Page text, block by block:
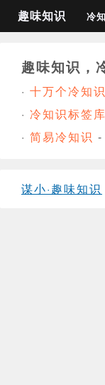
趣味知识 冷
趣味知识，
· 十万个冷知识
· 冷知识标签库
· 简易冷知识 -
谋小·趣味知识